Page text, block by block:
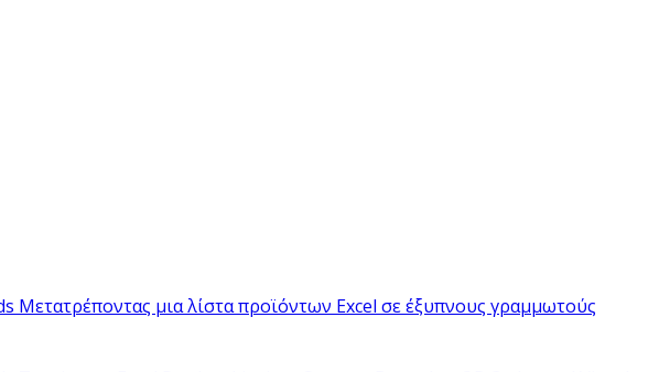
Μετατρέποντας μια λίστα προϊόντων Excel σε έξυπνους γραμμωτούς